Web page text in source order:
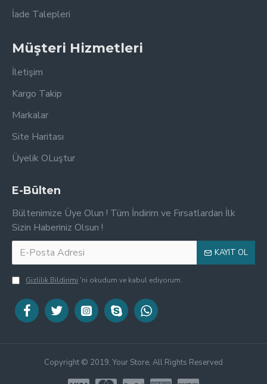
İade Talepleri
Müşteri Hizmetleri
İletişim
Kargo Takip
Markalar
Site Haritası
Üyelik OLuştur
E-Bülten
Bültenimize Üye Olun ! Tüm İndirim ve Fırsatlardan İlk
Sizin Haberiniz Olsun !
KAYIT OL
Gizlilik Bildirimi 'ni okudum ve kabul ediyorum.
Copyright © 2019, Your Store, All Rights Reserved